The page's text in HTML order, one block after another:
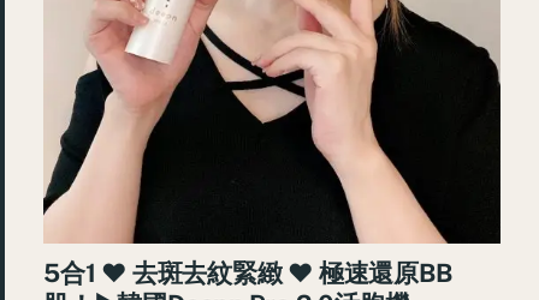
5合1 ♥ 去斑去紋緊緻 ♥ 極速還原BB